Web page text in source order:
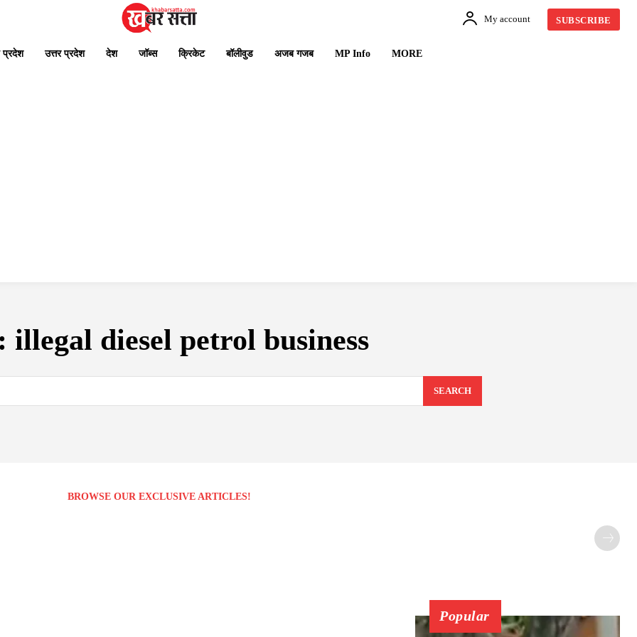
My account SUBSCRIBE
प्रदेश उत्तर प्रदेश देश जॉब्स क्रिकेट बॉलीवुड अजब गजब MP Info MORE
illegal diesel petrol business
SEARCH
BROWSE OUR EXCLUSIVE ARTICLES!
Popular